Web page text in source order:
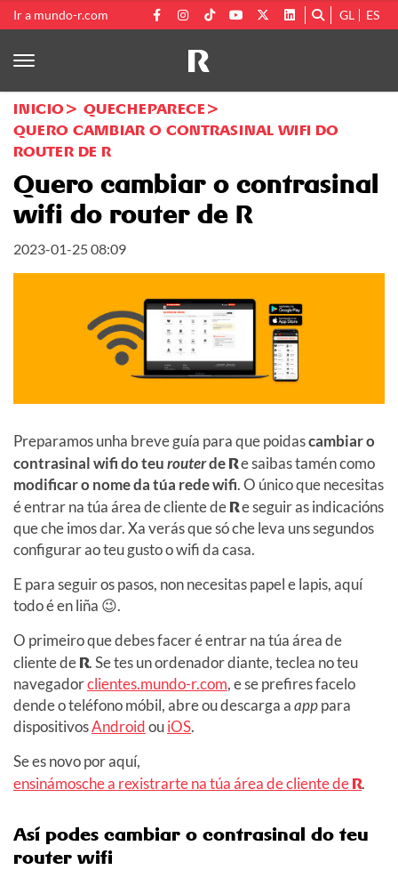
Ir a mundo-r.com GL ES
INICIO
QUECHEPARECE
QUERO CAMBIAR O CONTRASINAL WIFI DO
ROUTER DE R
Quero cambiar o contrasinal
wifi do router de R
2023-01-25 08:09
Preparamos unha breve guía para que poidascambiar o
contrasinal wifi do teurouterdeRe saibas tamén como
modificar o nome da túa rede wifi. O único que necesitas
é entrar na túa área de cliente deRe seguir as indicacións
que che imos dar. Xa verás que só che leva uns segundos
configurar ao teu gusto o wifi da casa.
E para seguir os pasos, non necesitas papel e lapis, aquí
todo é en liña 😉.
O primeiro que debes facer é entrar na túa área de
cliente deR. Se tes un ordenador diante, teclea no teu
navegadorclientes.mundo-r.com, e se prefires facelo
dende o teléfono móbil, abre ou descarga aapppara
dispositivosAndroidouiOS.
Se es novo por aquí,
ensinámosche a rexistrarte na túa área de cliente deR.
Así podes cambiar o contrasinal do teu
router wifi